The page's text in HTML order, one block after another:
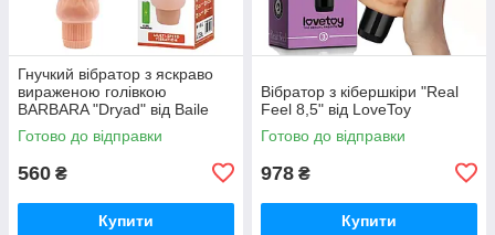
Гнучкий вібратор з яскраво
вираженою голівкою
BARBARA "Dryad" від Baile
(довжина 25 см, діаметр 4
см.)
Готово до відправки
560 ₴
Купити
Вібратор з кібершкіри "Real
Feel 8,5" від LoveToy
Готово до відправки
978 ₴
Купити